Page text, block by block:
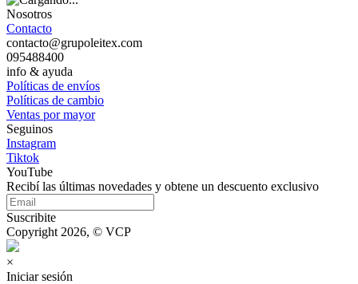
Nosotros
Contacto
contacto@grupoleitex.com
095488400
info & ayuda
Políticas de envíos
Políticas de cambio
Ventas por mayor
Seguinos
Instagram
Tiktok
YouTube
Recibí las últimas novedades y obtene un descuento exclusivo
Suscribite
Copyright 2026, © VCP
×
Iniciar sesión